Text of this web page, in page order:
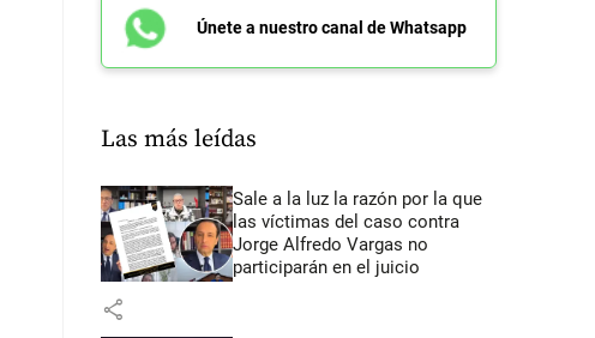
Únete a nuestro canal de Whatsapp
Las más leídas
Sale a la luz la razón por la que
las víctimas del caso contra
Jorge Alfredo Vargas no
participarán en el juicio
share